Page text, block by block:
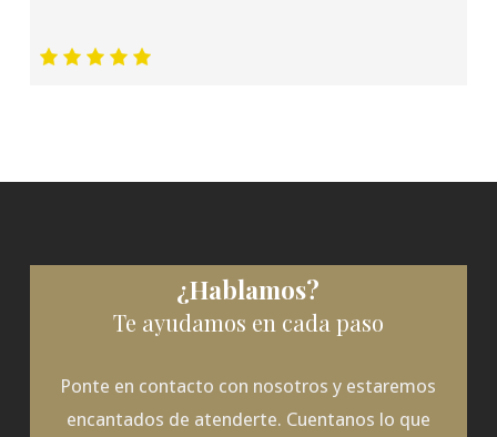
¿Hablamos?
Te ayudamos en cada paso
Ponte en contacto con nosotros y estaremos
encantados de atenderte. Cuentanos lo que